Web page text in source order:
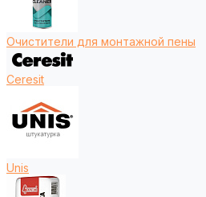
Очистители для монтажной пены
Ceresit
Unis